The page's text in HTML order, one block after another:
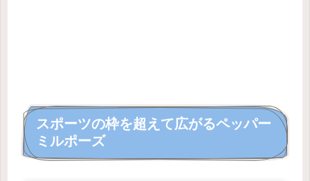
スポーツの枠を超えて広がるペッパー
ミルポーズ